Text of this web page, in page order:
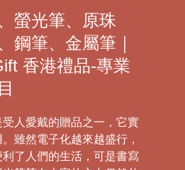
螢光筆、原珠
鋼筆、金屬筆｜
香港禮品-專業
人愛戴的贈品之一，它實
雖然電子化越來越盛行，
了人們的生活，可是書寫